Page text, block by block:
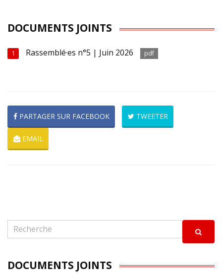
DOCUMENTS JOINTS
1 Rassemblé·es n°5 | Juin 2026 pdf
PARTAGER SUR FACEBOOK TWEETER
EMAIL
DOCUMENTS JOINTS